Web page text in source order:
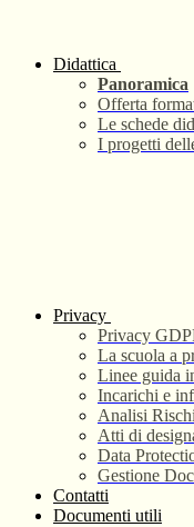
Didattica
Panoramica
Offerta
Le schede
I progetti
Privacy
Privacy
La scuola a
Linee guida
Incarichi e
Analisi
Atti di
Data
Gestione
Contatti
Documenti utili